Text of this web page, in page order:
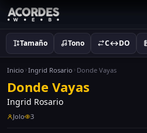
Tamaño Tono C↔DO
Inicio Ingrid Rosario Donde Vayas
Donde Vayas
Ingrid Rosario
Jolo 3